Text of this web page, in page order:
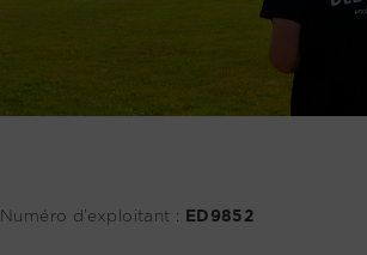
Numéro d’exploitant : ED9852